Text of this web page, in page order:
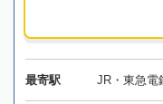
最寄駅 JR・東急電